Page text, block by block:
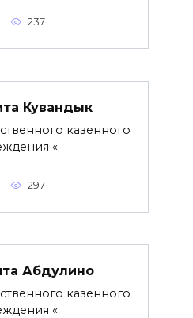
237
Кувандык
казенного
«
297
Абдулино
казенного
«